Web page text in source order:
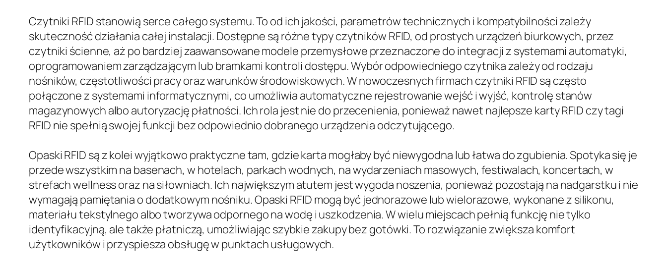
Czytniki RFID stanowią serce całego systemu. To od ich jakości, parametrów technicznych i kompatybilności zależy
skuteczność działania całej instalacji. Dostępne są różne typy czytników RFID, od prostych urządzeń biurkowych, przez
czytniki ścienne, aż po bardziej zaawansowane modele przemysłowe przeznaczone do integracji z systemami automatyki,
oprogramowaniem zarządzającym lub bramkami kontroli dostępu. Wybór odpowiedniego czytnika zależy od rodzaju
nośników, częstotliwości pracy oraz warunków środowiskowych. W nowoczesnych firmach czytniki RFID są często
połączone z systemami informatycznymi, co umożliwia automatyczne rejestrowanie wejść i wyjść, kontrolę stanów
magazynowych albo autoryzację płatności. Ich rola jest nie do przecenienia, ponieważ nawet najlepsze karty RFID czy tagi
RFID nie spełnią swojej funkcji bez odpowiednio dobranego urządzenia odczytującego.
Opaski RFID są z kolei wyjątkowo praktyczne tam, gdzie karta mogłaby być niewygodna lub łatwa do zgubienia. Spotyka się je
przede wszystkim na basenach, w hotelach, parkach wodnych, na wydarzeniach masowych, festiwalach, koncertach, w
strefach wellness oraz na siłowniach. Ich największym atutem jest wygoda noszenia, ponieważ pozostają na nadgarstku i nie
wymagają pamiętania o dodatkowym nośniku. Opaski RFID mogą być jednorazowe lub wielorazowe, wykonane z silikonu,
materiału tekstylnego albo tworzywa odpornego na wodę i uszkodzenia. W wielu miejscach pełnią funkcję nie tylko
identyfikacyjną, ale także płatniczą, umożliwiając szybkie zakupy bez gotówki. To rozwiązanie zwiększa komfort
użytkowników i przyspiesza obsługę w punktach usługowych.